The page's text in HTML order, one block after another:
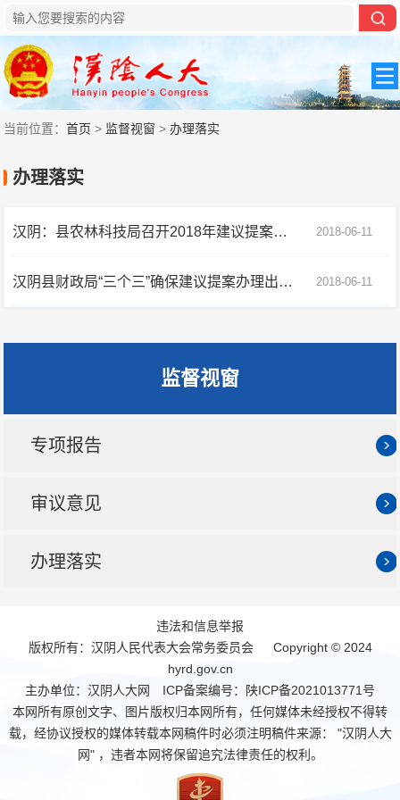
当前位置：首页 > 监督视窗 >办理落实
办理落实
汉阴：县农林科技局召开2018年建议提案交办会 2018-06-11
汉阴县财政局“三个三”确保建议提案办理出成效 2018-06-11
监督视窗
专项报告
审议意见
办理落实
违法和信息举报
版权所有：汉阴人民代表大会常务委员会 Copyright © 2024
hyrd.gov.cn
主办单位：汉阴人大网 ICP备案编号：
陕ICP备2021013771号
本网所有原创文字、图片版权归本网所有，任何媒体未经授权不得转
载，经协议授权的媒体转载本网稿件时必须注明稿件来源： "汉阴人大
网" ，违者本网将保留追究法律责任的权利。